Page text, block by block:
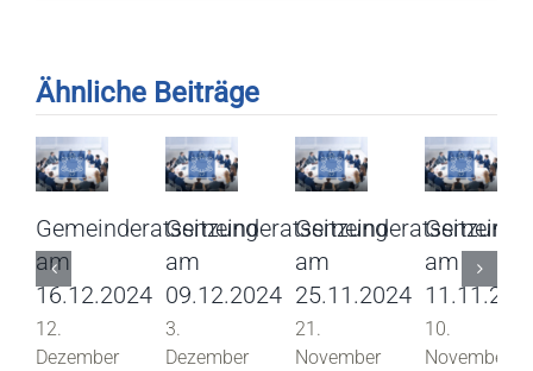
Ähnliche Beiträge
Gemeinderatssitzung
am
16.12.2024
12.
Dezember
Gemeinderatssitzung
am
09.12.2024
3.
Dezember
Gemeinderatssitzung
am
25.11.2024
21.
November
am
10.
November